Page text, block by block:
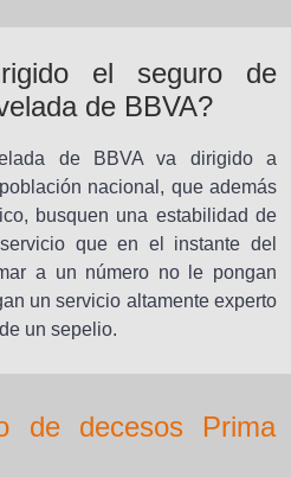
el seguro de
de BBVA?
de BBVA va dirigido a
nacional, que además
busquen una estabilidad de
que en el instante del
a un número no le pongan
un servicio altamente experto
un sepelio.
de decesos Prima